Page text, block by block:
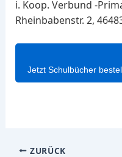
i. Koop. Verbund -
Rheinbabenstr. 2,
Jetzt Schulbücher
ZURÜCK